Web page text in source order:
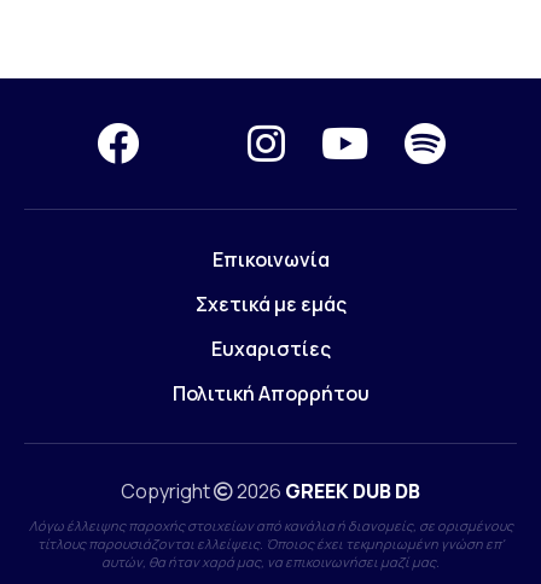
Επικοινωνία
Σχετικά με εμάς
Ευχαριστίες
Πολιτική Απορρήτου
Copyright 2026 GREEK DUB DB
Λόγω έλλειψης παροχής στοιχείων από κανάλια ή διανομείς, σε ορισμένους
τίτλους παρουσιάζονται ελλείψεις. Όποιος έχει τεκμηριωμένη γνώση επ'
αυτών, θα ήταν χαρά μας, να επικοινωνήσει μαζί μας.